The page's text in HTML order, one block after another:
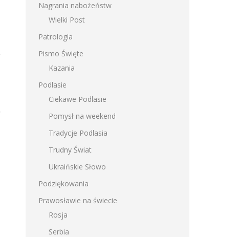
Nagrania nabożeństw
Wielki Post
Patrologia
Pismo Święte
Kazania
Podlasie
Ciekawe Podlasie
Pomysł na weekend
Tradycje Podlasia
Trudny Świat
Ukraińskie Słowo
Podziękowania
Prawosławie na świecie
Rosja
Serbia